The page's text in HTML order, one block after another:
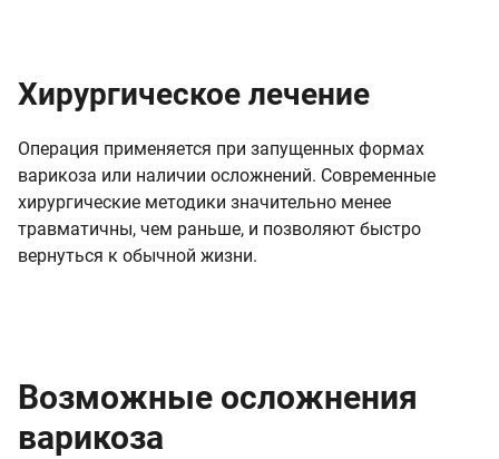
Хирургическое лечение
Операция применяется при запущенных формах
варикоза или наличии осложнений. Современные
хирургические методики значительно менее
травматичны, чем раньше, и позволяют быстро
вернуться к обычной жизни.
Возможные осложнения
варикоза